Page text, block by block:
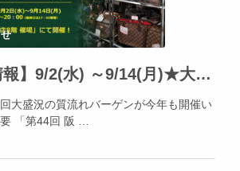
【バーゲン情報】9/2(水) ～9/14(月)★大阪・阪神百貨店にて「阪神の質流れ品大バザール」開催!!
大盛況の質流れバーゲンが今年も開催い
「第44回 阪 …